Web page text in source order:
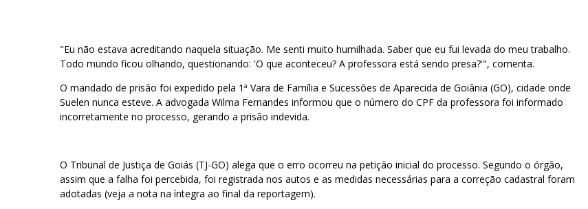
"Eu não estava acreditando naquela situação. Me senti muito humilhada. Saber que eu fui levada do meu trabalho.
Todo mundo ficou olhando, questionando: 'O que aconteceu? A professora está sendo presa?'", comenta.
O mandado de prisão foi expedido pela 1ª Vara de Família e Sucessões de Aparecida de Goiânia (GO), cidade onde
Suelen nunca esteve. A advogada Wilma Fernandes informou que o número do CPF da professora foi informado
incorretamente no processo, gerando a prisão indevida.
O Tribunal de Justiça de Goiás (TJ-GO) alega que o erro ocorreu na petição inicial do processo. Segundo o órgão,
assim que a falha foi percebida, foi registrada nos autos e as medidas necessárias para a correção cadastral foram
adotadas (veja a nota na íntegra ao final da reportagem).